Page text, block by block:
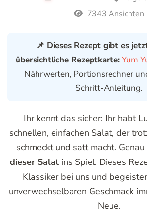
7343 Ansichten
📌 Dieses Rezept gibt es
übersichtliche Rezeptkarte:Yum
Nährwerten, Portionsrechner
Schritt-Anleitung.
Ihr kennt das sicher: Ihr habt
schnellen, einfachen Salat, der
schmeckt und satt macht.
dieser Salatins Spiel. Dieses
Klassiker bei uns und
unverwechselbaren Geschmack
Neue.